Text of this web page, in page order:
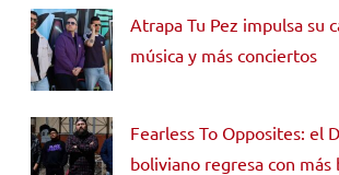
Atrapa Tu Pez impulsa su
música y más conciertos
Fearless To Opposites: el
boliviano regresa con más